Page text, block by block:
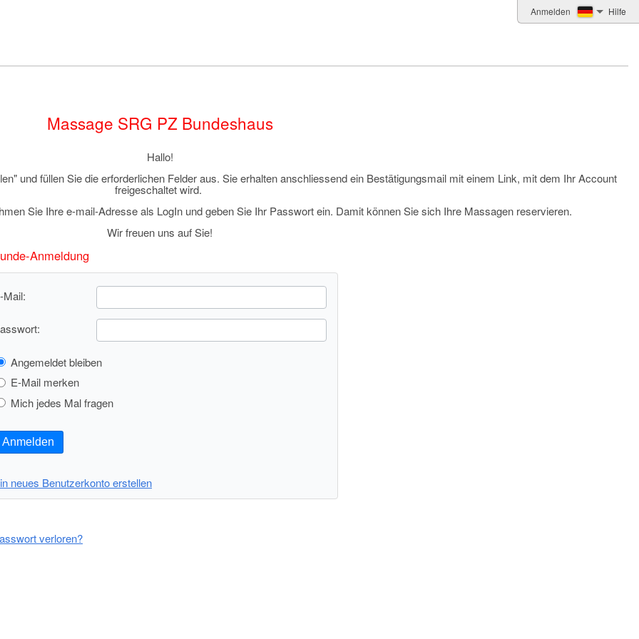
Anmelden Hilfe
Massage SRG PZ Bundeshaus
Hallo!
und füllen Sie die erforderlichen Felder aus. Sie erhalten anschliessend ein Bestätigungsmail mit einem Link, mit dem Ihr Account
freigeschaltet wird.
Sie Ihre e-mail-Adresse als LogIn und geben Sie Ihr Passwort ein. Damit können Sie sich Ihre Massagen reservieren.
Wir freuen uns auf Sie!
Anmeldung
Mail:
Angemeldet bleiben
E-Mail merken
Mich jedes Mal fragen
Anmelden
neues Benutzerkonto erstellen
verloren?